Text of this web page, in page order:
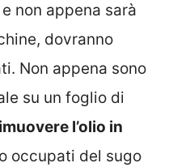
non appena sarà
dovranno
Non appena sono
su un foglio di
l’olio in
occupati del sugo